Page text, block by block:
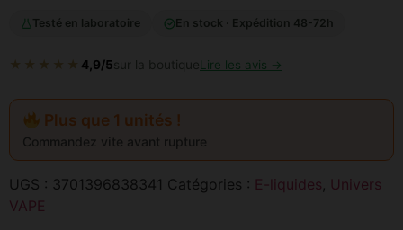
Testé en laboratoire En stock · Expédition 48-72h
★★★★★ 4,9/5sur la boutiqueLire les avis →
Plus que 1 unités !
Commandez vite avant rupture
UGS : 3701396838341 Catégories : E-liquides, Univers
VAPE